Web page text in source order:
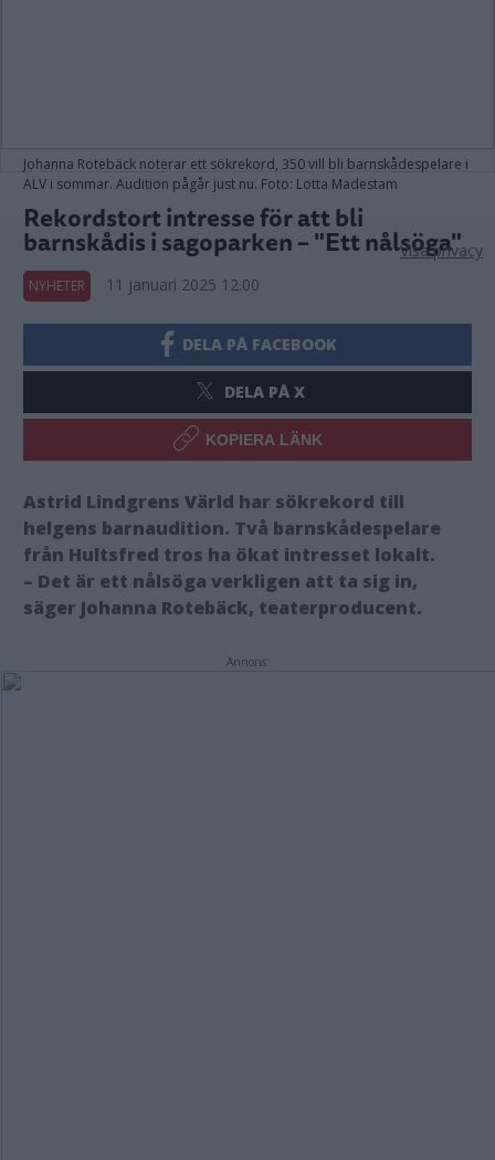
Johanna Rotebäck noterar ett sökrekord, 350 vill bli barnskådespelare i
ALV i sommar. Audition pågår just nu. Foto: Lotta Madestam
Rekordstort intresse för att bli
barnskådis i sagoparken – "Ett nålsöga"
NYHETER 11 januari 2025 12.00
DELA PÅ FACEBOOK
DELA PÅ X
KOPIERA LÄNK
Astrid Lindgrens Värld har sökrekord till
helgens barnaudition. Två barnskådespelare
från Hultsfred tros ha ökat intresset lokalt.
– Det är ett nålsöga verkligen att ta sig in,
säger Johanna Rotebäck, teaterproducent.
Annons:
Visa privacy